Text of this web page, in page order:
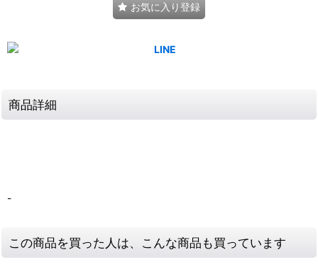
お気に入り登録
商品詳細
-
この商品を買った人は、こんな商品も買っています